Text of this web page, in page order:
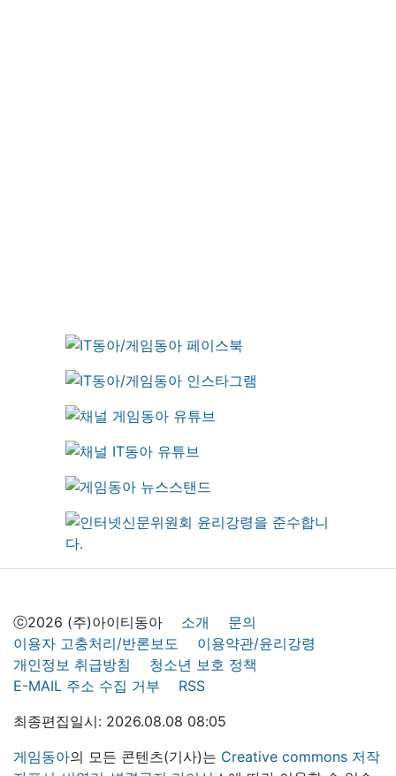
ⓒ2026 (주)아이티동아 소개
문의
이용자 고충처리/반론보도
이용약관/윤리강령
개인정보 취급방침
청소년 보호 정책
E-MAIL 주소 수집 거부
RSS
최종편집일시: 2026.08.08 08:05
게임동아의 모든 콘텐츠(기사)는 Creative commons 저작